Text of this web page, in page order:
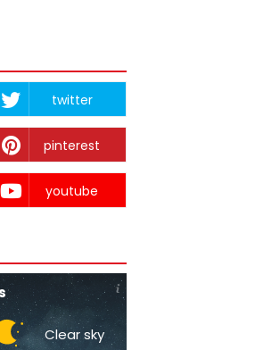
twitter
pinterest
youtube
Clear sky